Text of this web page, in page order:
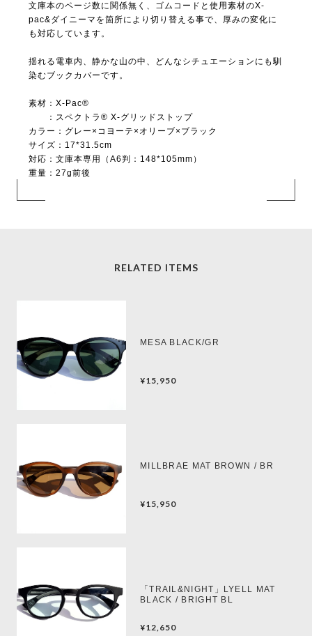
文庫本のページ数に関係無く、ゴムコードと使用素材のX-
pac&ダイニーマを箇所により切り替える事で、厚みの変化に
も対応しています。
揺れる電車内、静かな山の中、どんなシチュエーションにも馴
染むブックカバーです。
素材：X-Pac®
：スペクトラ® X-グリッドストップ
カラー：グレー×コヨーテ×オリーブ×ブラック
サイズ：17*31.5cm
対応：文庫本専用（A6判：148*105mm）
重量：27g前後
RELATED ITEMS
MESA BLACK/GR
¥15,950
MILLBRAE MAT BROWN / BR
¥15,950
「TRAIL&NIGHT」LYELL MAT
BLACK / BRIGHT BL
¥12,650